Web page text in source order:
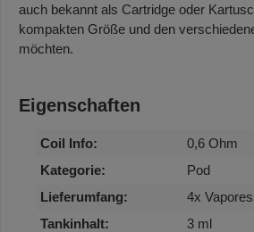
auch bekannt als Cartridge oder
kompakten Größe und den
möchten.
Eigenschaften
Coil Info:
0,6 Ohm
Kategorie:
Pod
Lieferumfang:
4x
Tankinhalt:
3 ml